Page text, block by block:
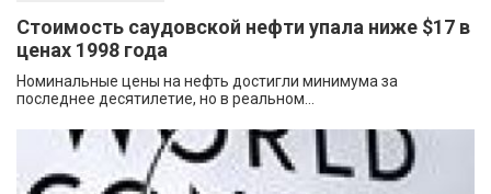
Стоимость саудовской нефти упала ниже $17 в
ценах 1998 года
Номинальные цены на нефть достигли минимума за
последнее десятилетие, но в реальном...